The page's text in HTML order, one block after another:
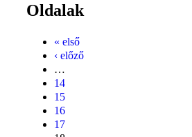
Oldalak
« első
‹ előző
…
14
15
16
17